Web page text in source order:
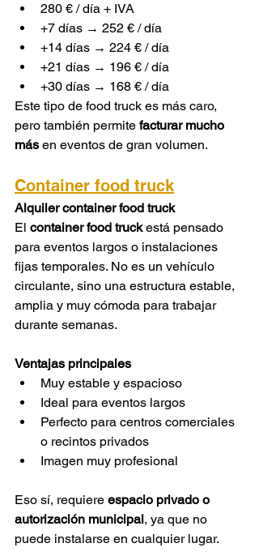
280 € / día + IVA
+7 días → 252 € / día
+14 días → 224 € / día
+21 días → 196 € / día
+30 días → 168 € / día
Este tipo de food truck es más caro,
pero también permite facturar mucho
más en eventos de gran volumen.
Container food truck
Alquiler container food truck
El container food truck está pensado
para eventos largos o instalaciones
fijas temporales. No es un vehículo
circulante, sino una estructura estable,
amplia y muy cómoda para trabajar
durante semanas.
Ventajas principales
Muy estable y espacioso
Ideal para eventos largos
Perfecto para centros comerciales
o recintos privados
Imagen muy profesional
Eso sí, requiere espacio privado o
autorización municipal, ya que no
puede instalarse en cualquier lugar.